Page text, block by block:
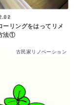
ーリングをはってリメ
法①
古民家リノベーション